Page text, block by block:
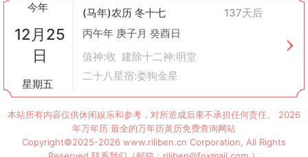
今年
12月25
日
星期五
(马年)农历 冬十七
137天后
丙午年 庚子月 癸酉日
值神:收 建除十二神:明堂
二十八星宿:娄狗金星
本站所有内容仅供休闲娱乐和参考，对所造成后果不承担任何责任。 2026
年万年历 最全的万年历黄历免费查询网站
Copyright©2025-2026 www.riliben.cn Corporation, All Rights